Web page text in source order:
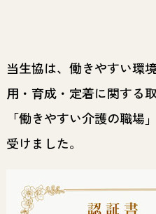
当生協は、働きやすい環
用・育成・定着に関する
「働きやすい介護の職場
受けました。